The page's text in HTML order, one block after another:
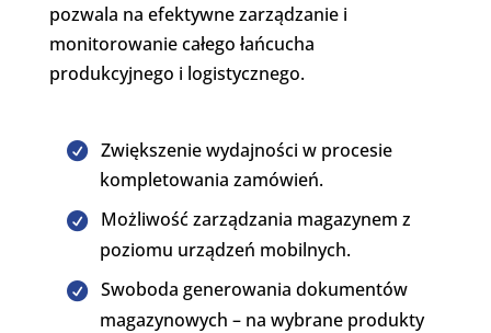
pozwala na efektywne zarządzanie i
monitorowanie całego łańcucha
produkcyjnego i logistycznego.
Zwiększenie wydajności w procesie
kompletowania zamówień.
Możliwość zarządzania magazynem z
poziomu urządzeń mobilnych.
Swoboda generowania dokumentów
magazynowych – na wybrane produkty